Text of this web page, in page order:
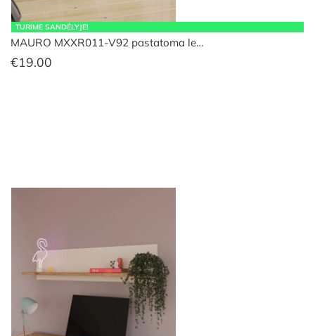
TURIME SANDĖLYJE!
MAURO MXXR011-V92 pastatoma le…
€19.00